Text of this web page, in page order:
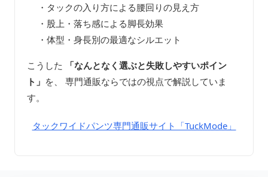
・タックの入り方による腰回りの見え方
・股上・落ち感による脚長効果
・体型・身長別の最適なシルエット
こうした
「なんとなく選ぶと失敗しやすいポイン
ト」 を、 専門通販ならではの視点で解説していま
す。
タックワイドパンツ専門通販サイト「TuckMode」